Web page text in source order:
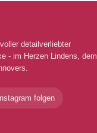
detailverliebter
- im Herzen Lindens, dem
folgen